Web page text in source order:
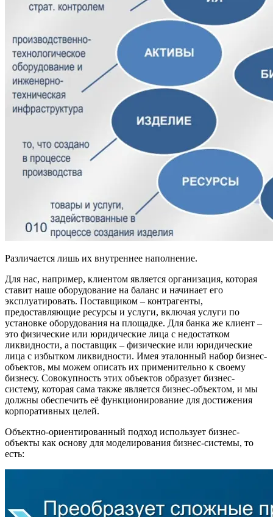
Различается лишь их внутреннее наполнение.
Для нас, например, клиентом является организация, которая
ставит наше оборудование на баланс и начинает его
эксплуатировать. Поставщиком – контрагенты,
предоставляющие ресурсы и услуги, включая услуги по
установке оборудования на площадке. Для банка же клиент –
это физические или юридические лица с недостатком
ликвидности, а поставщик – физические или юридические
лица с избытком ликвидности. Имея эталонный набор бизнес-
объектов, мы можем описать их применительно к своему
бизнесу. Совокупность этих объектов образует бизнес-
систему, которая сама также является бизнес-объектом, и мы
должны обеспечить её функционирование для достижения
корпоративных целей.
Объектно-ориентированный подход использует бизнес-
объекты как основу для моделирования бизнес-системы, то
есть: